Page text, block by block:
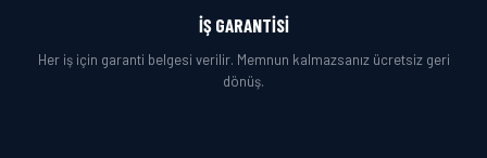
İŞ GARANTISI
Her iş için garanti belgesi verilir. Memnun kalmazsanız ücretsiz geri
dönüş.